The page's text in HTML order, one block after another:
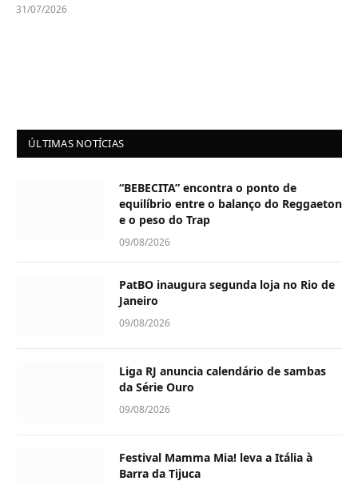
31/07/2026
ÚLTIMAS NOTÍCIAS
“BEBECITA” encontra o ponto de
equilíbrio entre o balanço do Reggaeton
e o peso do Trap
09/08/2026
PatBO inaugura segunda loja no Rio de
Janeiro
09/08/2026
Liga RJ anuncia calendário de sambas
da Série Ouro
09/08/2026
Festival Mamma Mia! leva a Itália à
Barra da Tijuca